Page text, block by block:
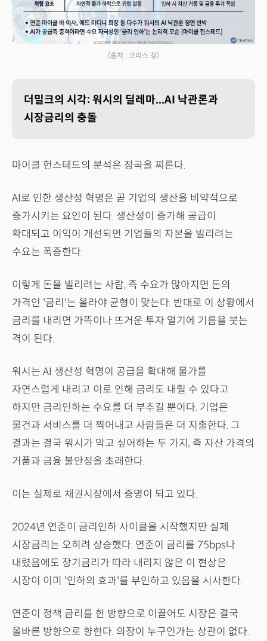
(출처 : 크리스 정)
더밀크의 시각: 워시의 딜레마...AI 낙관론과
시장금리의 충돌
마이클 헌스테드의 분석은 정곡을 찌른다.
AI로 인한 생산성 혁명은 곧 기업의 생산을 비약적으로
증가시키는 요인이 된다. 생산성이 증가해 공급이
확대되고 이익이 개선되면 기업들의 자본을 빌리려는
수요는 폭증한다.
이렇게 돈을 빌리려는 사람, 즉 수요가 많아지면 돈의
가격인 '금리'는 올라야 균형이 맞는다. 반대로 이 상황에서
금리를 내리면 가뜩이나 뜨거운 투자 열기에 기름을 붓는
격이 된다.
워시는 AI 생산성 혁명이 공급을 확대해 물가를
자연스럽게 내리고 이로 인해 금리도 내릴 수 있다고
하지만 금리인하는 수요를 더 부추길 뿐이다. 기업은
물건과 서비스를 더 찍어내고 사람들은 더 지출한다. 그
결과는 결국 워시가 막고 싶어하는 두 가지, 즉 자산 가격의
거품과 금융 불안정을 초래한다.
이는 실제로 채권시장에서 증명이 되고 있다.
2024년 연준이 금리인하 사이클을 시작했지만 실제
시장금리는 오히려 상승했다. 연준이 금리를 75bps나
내렸음에도 장기금리가 따라 내리지 않은 이 현상은
시장이 이미 '인하의 효과'를 부인하고 있음을 시사한다.
연준이 정책 금리를 한 방향으로 이끌어도 시장은 결국
올바른 방향으로 향한다. 의장이 누구인가는 상관이 없다.